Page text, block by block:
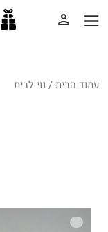
עמוד הבית/ נוי לבית